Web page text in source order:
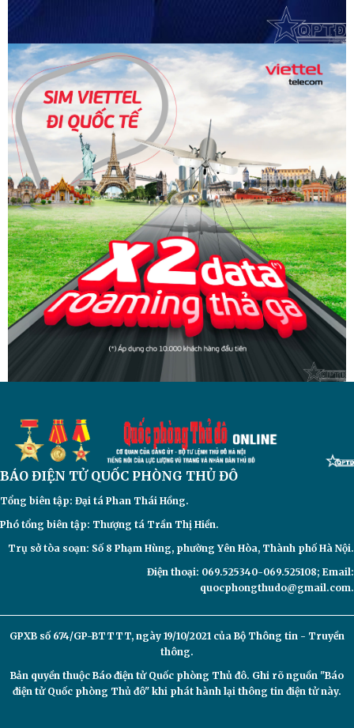
BÁO ĐIỆN TỬQUỐC PHÒNG THỦ ĐÔ
Tổng biên tập: Đại tá Phan Thái Hồng.
Phó tổng biên tập: Thượng tá Trần Thị Hiền.
Trụ sở tòa soạn: Số 8 Phạm Hùng, phường Yên Hòa, Thành phố Hà Nội.
Điện thoại: 069.525340-069.525108; Email:
quocphongthudo@gmail.com.
GPXB số 674/GP-BTTTT, ngày 19/10/2021 của Bộ Thông tin - Truyền
thông.
Bản quyền thuộc Báo điện tửQuốc phòng Thủ đô. Ghi rõ nguồn "Báo
điện tử Quốc phòng Thủ đô" khi phát hành lại thông tin điện tử này.